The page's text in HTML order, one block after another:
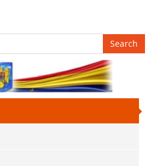
Search